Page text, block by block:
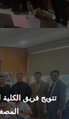
تتويج فريق